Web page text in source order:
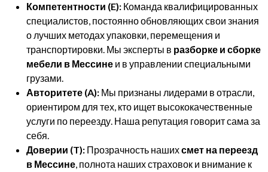
Компетентности (E): Команда квалифицированных
специалистов, постоянно обновляющих свои знания
о лучших методах упаковки, перемещения и
транспортировки. Мы эксперты в разборке и сборке
мебели в Мессине и в управлении специальными
грузами.
Авторитете (A): Мы признаны лидерами в отрасли,
ориентиром для тех, кто ищет высококачественные
услуги по переезду. Наша репутация говорит сама за
себя.
Доверии (T): Прозрачность нашихсмет на переезд
в Мессине, полнота наших страховок и внимание к